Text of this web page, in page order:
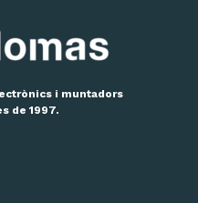
i muntadors
de 1997.